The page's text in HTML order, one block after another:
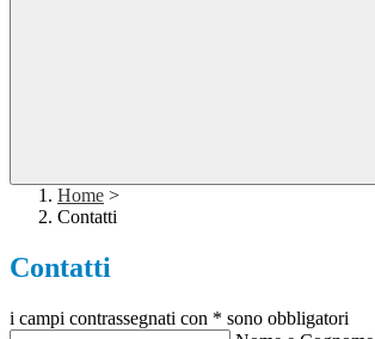
Home >
Contatti
Contatti
i campi contrassegnati con * sono obbligatori